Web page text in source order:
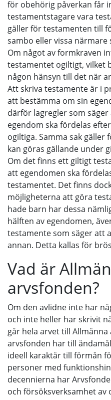
för obehörig påverkan får
testamentstagare vara
gäller för testamenten till
sambo eller vissa närmare
Om något av formkraven
testamentet ogiltigt, vilket
någon hänsyn till det när
Att skriva testamente är i
att bestämma om sin
därför lagregler som
egendom ska fördelas
ogiltiga. Samma sak
kan göras gällande under
Om det finns ett giltigt
att egendomen ska
testamentet. Det finns
möjligheterna att göra
hade barn har dessa
hälften av egendomen,
testamente som säger att
annan. Detta kallas för
Vad är
arvsfonden?
Om den avlidne inte har
och inte heller har skrivit
går hela arvet till
arvsfonden har till
ideell karaktär till förmån
personer med
decennierna har
och försöksverksamhet av